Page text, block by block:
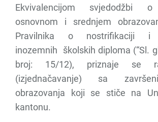
Ekvivalencijom svjedodžbi o
osnovnom i srednjem
Pravilnika o nostrifikaciji i
inozemnih školskih diploma (“Sl.
broj: 15/12), priznaje se
(izjednačavanje) sa
obrazovanja koji se stiče na
kantonu.